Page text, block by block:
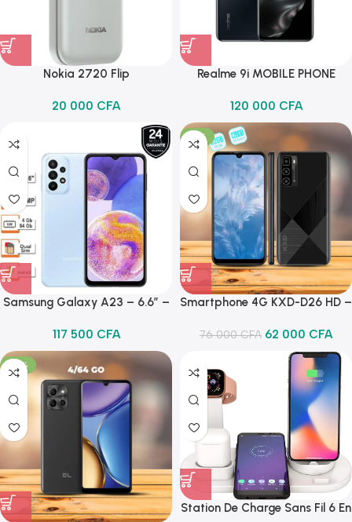
Nokia 2720 Flip
20 000 CFA
Realme 9i MOBILE PHONE
Black
120 000 CFA
Samsung Galaxy A23 – 6.6″ –
– 64Go – 5000mAh – Bleu
117 500 CFA
-18%
Smartphone 4G KXD-D26 HD –
SIM Android 11.0 Face ID-Noir
76 000CFA 62 000 CFA
-27%
Station De Charge Sans Fil 6 En